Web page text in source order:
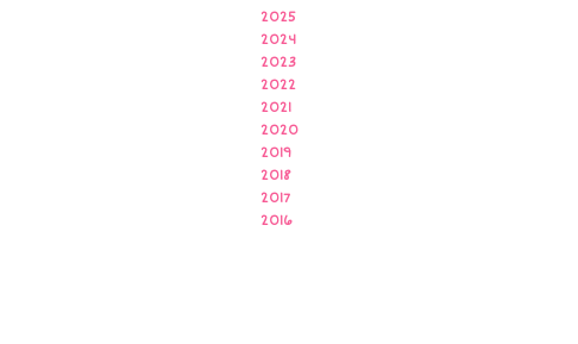
2025
2024
2023
2022
2021
2020
2019
2018
2017
2016